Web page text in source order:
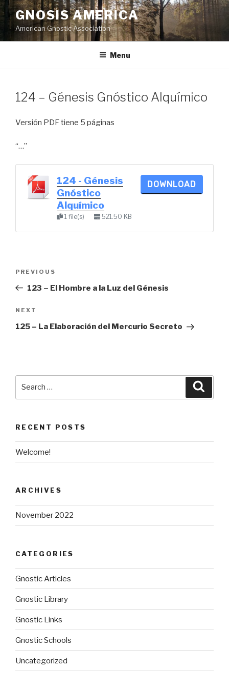
Skip
to
content
GNOSIS AMERICA
American Gnostic Association
Menu
124 – Génesis Gnóstico Alquímico
Versión PDF tiene 5 páginas
“…”
124 - Génesis
Gnóstico
Alquímico
1 file(s) 521.50 KB
DOWNLOAD
Previous
Post
PREVIOUS
123 – El Hombre a la Luz del Génesis
Next
Post
NEXT
125 – La Elaboración del Mercurio Secreto
RECENT POSTS
Welcome!
ARCHIVES
November 2022
CATEGORIES
Gnostic Articles
Gnostic Library
Gnostic Links
Gnostic Schools
Uncategorized